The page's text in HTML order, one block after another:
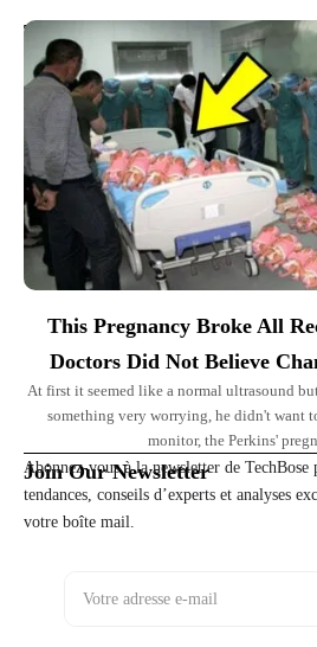
Top Picks for You
This Pregnancy Broke All
Doctors Did Not Believe
At first it seemed like a normal ultrasound
something very worrying, he didn't want
monitor, the Perkins'
Join Our Newsletter
Abonnez-vous à la newsletter de
tendances, conseils d’experts et analyses
votre boîte mail.